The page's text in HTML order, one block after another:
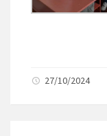
27/10/2024